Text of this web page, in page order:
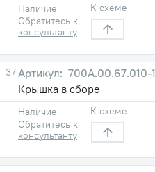
Наличие
Обратитесь к
консультанту
К схеме
37
700А.00.67.010-1
Крышка в сборе
Наличие
Обратитесь к
консультанту
К схеме